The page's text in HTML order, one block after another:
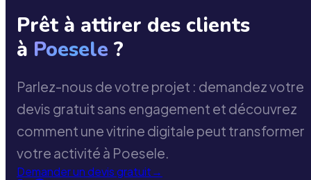
Prêt à attirer des clients
à Poesele ?
Parlez-nous de votre projet : demandez votre
devis gratuit sans engagement et découvrez
comment une vitrine digitale peut transformer
votre activité à Poesele.
Demander un devis gratuit→